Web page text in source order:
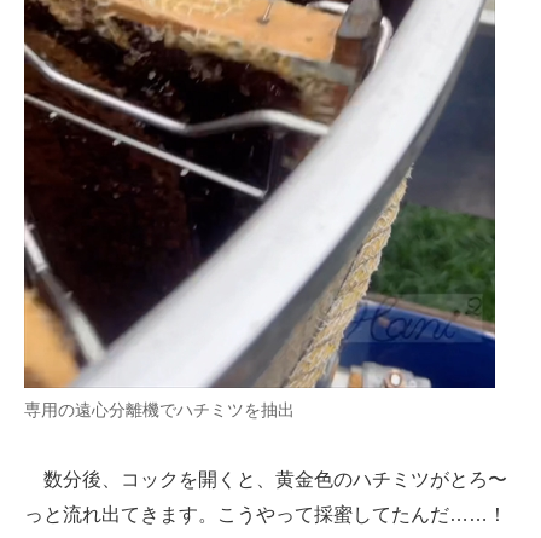
専用の遠心分離機でハチミツを抽出
数分後、コックを開くと、黄金色のハチミツがとろ〜
っと流れ出てきます。こうやって採蜜してたんだ……！